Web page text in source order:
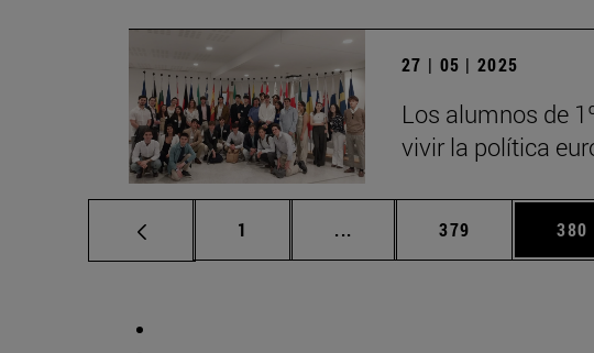
27 | 05 | 2025
Los alumnos de
vivir la política
Página
1 ... Páginas intermedias Use
Página
379 380